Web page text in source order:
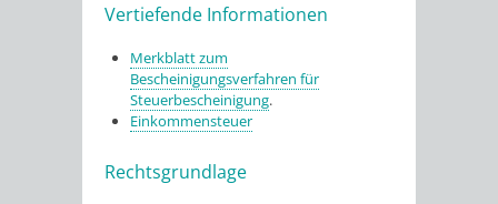
Vertiefende Informationen
Merkblatt zum
Bescheinigungsverfahren für
Steuerbescheinigung.
Einkommensteuer
Rechtsgrundlage